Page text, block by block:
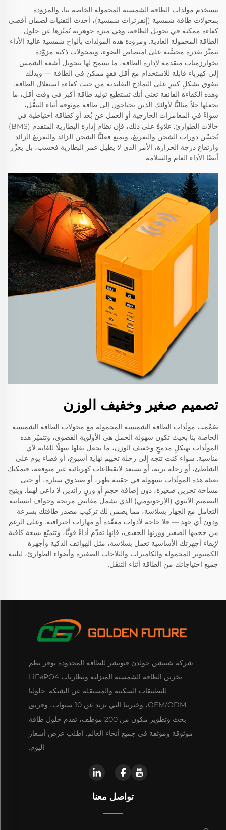
تستخدم مولدات الطاقة الشمسية المحمولة الخاصة بنا، والمزودة
بمحولات طاقة شمسية (إنفرترات شمسية)، أحدث التقنيات لضمان أقصى
كفاءة ممكنة في تحويل الطاقة، وهي ميزة جوهرية تُميِّزها عن حلول
الطاقة المحمولة العادية. ومزودة هذه المولدات بألواح شمسية عالية الأداء
تتميَّز بقدرة محسَّنة على امتصاص الضوء، وبمحولات ذكية مزوَّدة
بخوارزميات متقدمة لإدارة الطاقة، ما يسمح لها بتحويل أشعة الشمس
إلى كهرباء قابلة للاستخدام مع أقل فقدٍ ممكن في الطاقة — وبذلك
تتفوق بشكلٍ كبيرٍ على النماذج التقليدية من حيث كفاءة استغلال الطاقة.
وهذه الكفاءة الفائقة تعني أنك تستطيع توليد طاقة أكبر في وقت أقل، ما
يجعلها حلاً مثاليًّا لأولئك الذين يحتاجون إلى طاقة موثوقة أثناء التنقُّل،
سواءً في المغامرات الخارجية أو العمل عن بُعد أو كطاقة احتياطية في
حالات الطوارئ. علاوةً على ذلك، فإن نظام إدارة البطارية المتقدم (BMS)
يُحسِّن دورات الشحن والتفريغ، ويمنع فعليًّا الشحن الزائد والتفريغ الزائد
وارتفاع درجة الحرارة، الأمر الذي لا يطيل عمر البطارية فحسب، بل يعزِّز
أيضًا الأداء العام والسلامة.
تصميم صغير وخفيف الوزن
صُمِّمت مولّدات الطاقة الشمسية المحمولة مع محولات الطاقة الشمسية
الخاصة بنا بحيث تكون سهولة الحمل هي الأولوية القصوى، وتتميّز هذه
المولّدات بهيكلٍ مدمجٍ وخفيف الوزن، ما يجعل نقلها سهلًا للغاية لأي
مناسبة. سواء كنت تتجه إلى رحلة تخييم نهاية أسبوع، أو قضاء يوم على
الشاطئ، أو رحلة برية، أو تستعد لانقطاعات كهربائية غير متوقعة، فيمكنك
تعبئة هذه المولّدات بسهولة في حقيبة ظهر، أو صندوق سيارة، أو حتى
مساحة تخزين صغيرة، دون إضافة حجمٍ أو وزنٍ زائدين لا داعي لهما. ويتيح
التصميم الأنثوي (الإرجونومي) الذي يشمل مقابض مريحة وحواف انسيابية
التعامل مع الجهاز بسلاسة، مما يضمن لك تركيب مصدر طاقتك بسرعة
ودون أي جهد — فلا حاجة لأدوات معقّدة أو مهارات احترافية. وعلى الرغم
من حجمها الصغير ووزنها الخفيف، فإنها تقدّم أداءً قويًّا، وتتمتّع بسعة كافية
لإبقاء أجهزتك الأساسية تعمل بسلاسة، مثل الهواتف الذكية وأجهزة
الكمبيوتر المحمولة والكاميرات والثلاجات الصغيرة وأضواء الطوارئ، لتلبية
جميع احتياجاتك من الطاقة أثناء التنقّل.
شركة شنتشن جولدن فيوتشر للطاقة المحدودة توفر نظم
تخزين الطاقة الشمسية المنزلية وبطاريات LiFePO4
للتطبيقات السكنية والمستقلة عن الشبكة. حلولنا
OEM/ODM، وخبرتنا التي تزيد عن 10 سنوات، وفريق
بحث وتطوير مكون من 200 موظف، تقدم حلول طاقة
موثوقة وموثقة في جميع أنحاء العالم. اطلب عرض أسعار
اليوم.
تواصل معنا